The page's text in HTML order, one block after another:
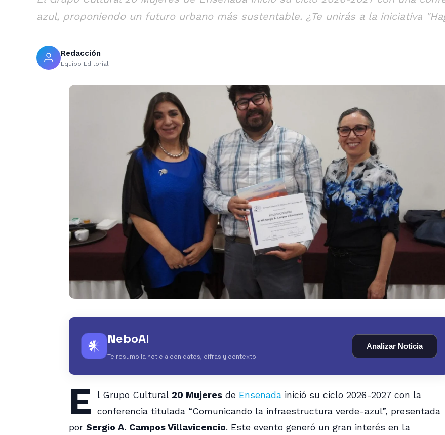
azul, proponiendo un futuro urbano más sustentable. ¿Te unirás a la iniciativa
Redacción
Equipo Editorial
𒀭 NeboAI
Te resumo la noticia con datos, cifras y contexto
Analizar Noticia
E l Grupo Cultural 20 Mujeresde Ensenadainició su ciclo 2026-2027 con la
conferencia titulada “Comunicando la infraestructura verde-azul”, presentada
por Sergio A. Campos Villavicencio. Este evento generó un gran interés en la